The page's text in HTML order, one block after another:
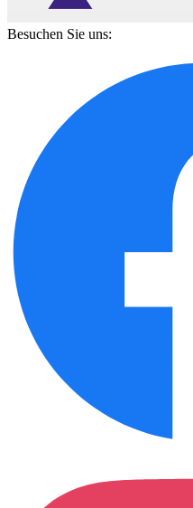
Besuchen Sie uns: